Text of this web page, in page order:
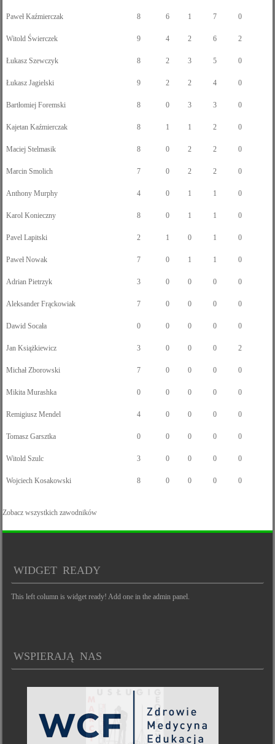
Paweł Kaźmierczak 8 6 1 7 0
Witold Świerczek 9 4 2 6 2
Łukasz Szewczyk 8 2 3 5 0
Łukasz Jagielski 9 2 2 4 0
Bartłomiej Foremski 8 0 3 3 0
Kajetan Kaźmierczak 8 1 1 2 0
Maciej Stelmasik 8 0 2 2 0
Marcin Smolich 7 0 2 2 0
Anthony Murphy 4 0 1 1 0
Karol Konieczny 8 0 1 1 0
Pavel Lapitski 2 1 0 1 0
Paweł Nowak 7 0 1 1 0
Adrian Pietrzyk 3 0 0 0 0
Aleksander Frąckowiak 7 0 0 0 0
Dawid Socała 0 0 0 0 0
Jan Książkiewicz 3 0 0 0 2
Michał Zborowski 7 0 0 0 0
Mikita Murashka 0 0 0 0 0
Remigiusz Mendel 4 0 0 0 0
Tomasz Garsztka 0 0 0 0 0
Witold Szulc 3 0 0 0 0
Wojciech Kosakowski 8 0 0 0 0
Zobacz wszystkich zawodników
WIDGET READY
This left column is widget ready! Add one in the admin panel.
WSPIERAJĄ NAS